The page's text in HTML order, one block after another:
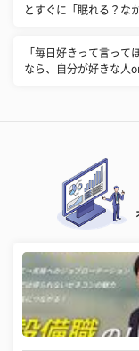
とすぐに「眠れる？な
「毎日好きって言って
なら、自分が好きな人